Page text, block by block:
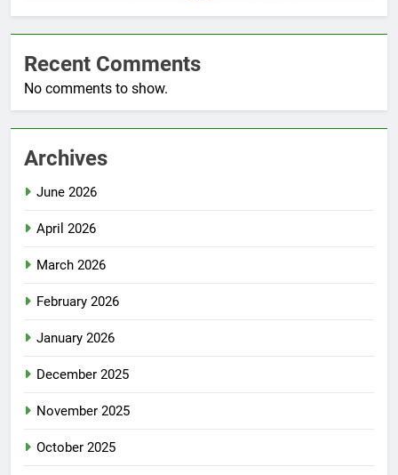
Recent Comments
No comments to show.
Archives
June 2026
April 2026
March 2026
February 2026
January 2026
December 2025
November 2025
October 2025